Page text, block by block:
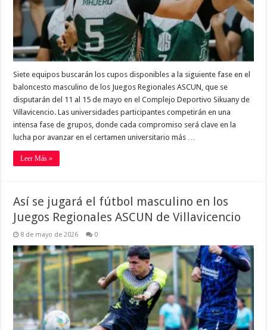
Siete equipos buscarán los cupos disponibles a la siguiente fase en el
baloncesto masculino de los Juegos Regionales ASCUN, que se
disputarán del 11 al 15 de mayo en el Complejo Deportivo Sikuany de
Villavicencio. Las universidades participantes competirán en una
intensa fase de grupos, donde cada compromiso será clave en la
lucha por avanzar en el certamen universitario más …
Leer Más »
Así se jugará el fútbol masculino en los
Juegos Regionales ASCUN de Villavicencio
8 de mayo de 2026 0